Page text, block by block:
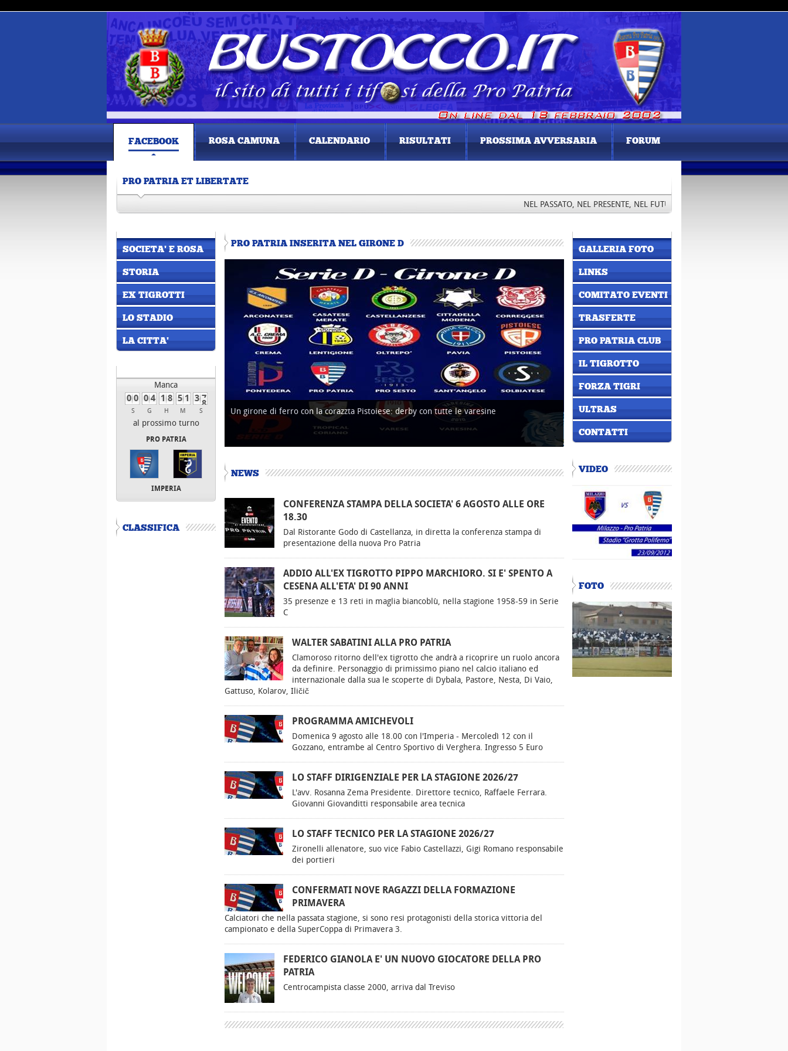
FACEBOOK ROSA CAMUNA CALENDARIO RISULTATI PROSSIMA AVVERSARIA FORUM
PRO PATRIA ET LIBERTATE
NEL PASSATO, NEL PRESENTE, NEL FUTURO ERI SEI E SARAI PER SEMPRE
SOCIETA' E ROSA
STORIA
EX TIGROTTI
LO STADIO
LA CITTA'
Manca
S
0 0
G
0 4
H
1 8
M
5 1
S
3 7
al prossimo turno
PRO PATRIA
IMPERIA
CLASSIFICA
PRO PATRIA INSERITA NEL GIRONE D
Un girone di ferro con la corazzta Pistoiese: derby con tutte le varesine
NEWS
CONFERENZA STAMPA DELLA SOCIETA' 6 AGOSTO ALLE ORE
18.30
Dal Ristorante Godo di Castellanza, in diretta la conferenza stampa di
presentazione della nuova Pro Patria
ADDIO ALL'EX TIGROTTO PIPPO MARCHIORO. SI E' SPENTO A
CESENA ALL'ETA' DI 90 ANNI
35 presenze e 13 reti in maglia biancoblù, nella stagione 1958-59 in Serie
C
WALTER SABATINI ALLA PRO PATRIA
Clamoroso ritorno dell'ex tigrotto che andrà a ricoprire un ruolo ancora
da definire. Personaggio di primissimo piano nel calcio italiano ed
internazionale dalla sua le scoperte di Dybala, Pastore, Nesta, Di Vaio,
Gattuso, Kolarov, Iličič
PROGRAMMA AMICHEVOLI
Domenica 9 agosto alle 18.00 con l'Imperia - Mercoledì 12 con il
Gozzano, entrambe al Centro Sportivo di Verghera. Ingresso 5 Euro
LO STAFF DIRIGENZIALE PER LA STAGIONE 2026/27
L'avv. Rosanna Zema Presidente. Direttore tecnico, Raffaele Ferrara.
Giovanni Giovanditti responsabile area tecnica
LO STAFF TECNICO PER LA STAGIONE 2026/27
Zironelli allenatore, suo vice Fabio Castellazzi, Gigi Romano responsabile
dei portieri
CONFERMATI NOVE RAGAZZI DELLA FORMAZIONE
PRIMAVERA
Calciatori che nella passata stagione, si sono resi protagonisti della storica vittoria del
campionato e della SuperCoppa di Primavera 3.
FEDERICO GIANOLA E' UN NUOVO GIOCATORE DELLA PRO
PATRIA
Centrocampista classe 2000, arriva dal Treviso
GALLERIA FOTO
LINKS
COMITATO EVENTI
TRASFERTE
PRO PATRIA CLUB
IL TIGROTTO
FORZA TIGRI
ULTRAS
CONTATTI
VIDEO
FOTO